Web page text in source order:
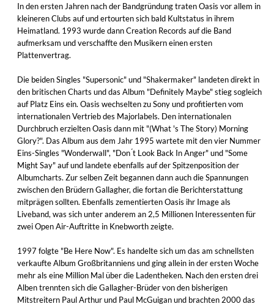
In den ersten Jahren nach der Bandgründung traten Oasis vor allem in
kleineren Clubs auf und ertourten sich bald Kultstatus in ihrem
Heimatland. 1993 wurde dann Creation Records auf die Band
aufmerksam und verschaffte den Musikern einen ersten
Plattenvertrag.
Die beiden Singles "Supersonic" und "Shakermaker" landeten direkt in
den britischen Charts und das Album "Definitely Maybe" stieg sogleich
auf Platz Eins ein. Oasis wechselten zu Sony und profitierten vom
internationalen Vertrieb des Majorlabels. Den internationalen
Durchbruch erzielten Oasis dann mit "(What 's The Story) Morning
Glory?". Das Album aus dem Jahr 1995 wartete mit den vier Nummer
Eins-Singles "Wonderwall", "Don ́t Look Back In Anger" und "Some
Might Say" auf und landete ebenfalls auf der Spitzenposition der
Albumcharts. Zur selben Zeit begannen dann auch die Spannungen
zwischen den Brüdern Gallagher, die fortan die Berichterstattung
mitprägen sollten. Ebenfalls zementierten Oasis ihr Image als
Liveband, was sich unter anderem an 2,5 Millionen Interessenten für
zwei Open Air-Auftritte in Knebworth zeigte.
1997 folgte "Be Here Now". Es handelte sich um das am schnellsten
verkaufte Album Großbritanniens und ging allein in der ersten Woche
mehr als eine Million Mal über die Ladentheken. Nach den ersten drei
Alben trennten sich die Gallagher-Brüder von den bisherigen
Mitstreitern Paul Arthur und Paul McGuigan und brachten 2000 das